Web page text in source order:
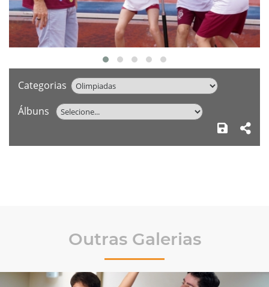
Categorias
Álbuns
Outras Galerias